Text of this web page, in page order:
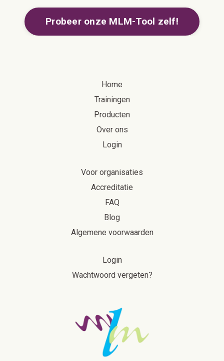
Probeer onze MLM-Tool zelf!
Home
Trainingen
Producten
Over ons
Login
Voor organisaties
Accreditatie
FAQ
Blog
Algemene voorwaarden
Login
Wachtwoord vergeten?